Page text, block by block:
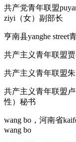
共产党青年联盟
ziyi（女）副部长
亨南县yanghe street
共产主义青年联盟
共产主义青年联盟
共产主义青年联盟
性）秘书
wang bo，河南省
wang bo